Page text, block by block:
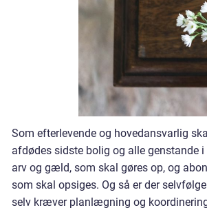
Som efterlevende og hovedansvarlig
afdødes sidste bolig og alle genstande
arv og gæld, som skal gøres op, og
som skal opsiges. Og så er der
selv kræver planlægning og